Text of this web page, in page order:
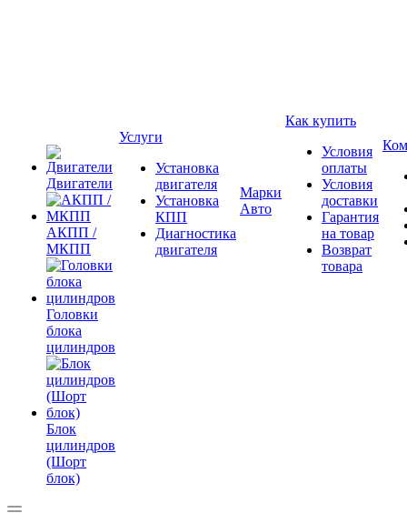
Двигатели
АКПП /
МКПП
Головки
блока
цилиндров
Блок
цилиндров
(Шорт
блок)
Услуги
Установка
двигателя
Установка
КПП
Диагностика
двигателя
Марки
Авто
Как купить
Условия
оплаты
Условия
доставки
Гарантия
на товар
Возврат
товара